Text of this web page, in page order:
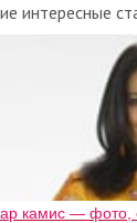
интересные
камис — фото,